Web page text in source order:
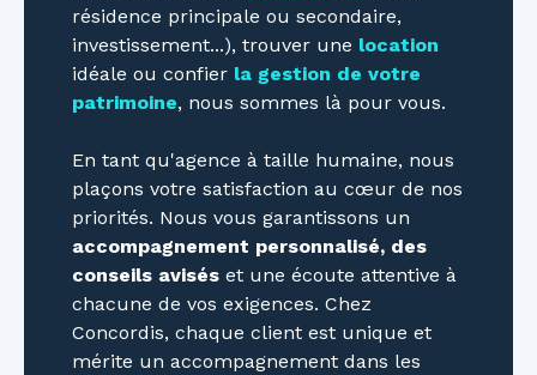
résidence principale ou secondaire,
investissement...), trouver une location
idéale ou confier la gestion de votre
patrimoine, nous sommes là pour vous.
En tant qu'agence à taille humaine, nous
plaçons votre satisfaction au cœur de nos
priorités. Nous vous garantissons un
accompagnement personnalisé, des
conseils avisés et une écoute attentive à
chacune de vos exigences. Chez
Concordis, chaque client est unique et
mérite un accompagnement dans les